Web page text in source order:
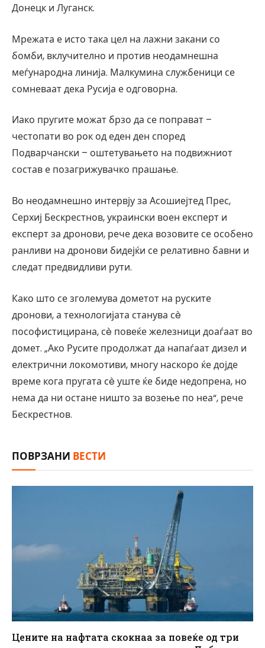
Донецк и Луганск.
Мрежата е исто така цел на лажни закани со
бомби, вклучително и против неодамнешна
меѓународна линија. Малкумина службеници се
сомневаат дека Русија е одговорна.
Иако пругите можат брзо да се поправат –
честопати во рок од еден ден според
Подварчански – оштетувањето на подвижниот
состав е позагрижувачко прашање.
Во неодамнешно интервју за Асошиејтед Прес,
Серхиј Бескрестнов, украински воен експерт и
експерт за дронови, рече дека возовите се особено
ранливи на дронови бидејќи се релативно бавни и
следат предвидливи рути.
Како што се зголемува дометот на руските
дронови, а технологијата станува сè
пософистицирана, сè повеќе железници доаѓаат во
домет. „Ако Русите продолжат да напаѓаат дизел и
електрични локомотиви, многу наскоро ќе дојде
време кога пругата сè уште ќе биде недопрена, но
нема да ни остане ништо за возење по неа“, рече
Бескрестнов.
ПОВРЗАНИ ВЕСТИ
Цените на нафтата скокнаа за повеќе од три